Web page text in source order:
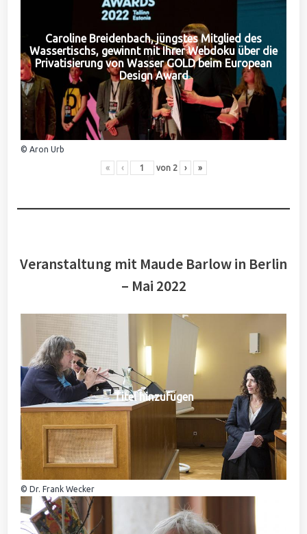
Caroline Breidenbach, jüngstes Mitglied des
Wassertischs, gewinnt mit Ihrer Webdoku über die
Privatisierung von Wasser GOLD beim European
Design Award
© Aron Urb
« ‹ von 2 › »
Veranstaltung mit Maude Barlow in Berlin
– Mai 2022
Titel hinzufügen
© Dr. Frank Wecker